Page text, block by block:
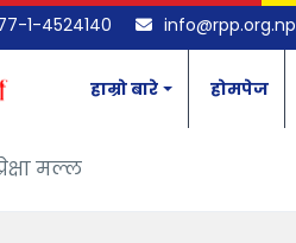
1-4524140 info@rpp.org.np
हाम्रो बारे होमपेज
मल्ल